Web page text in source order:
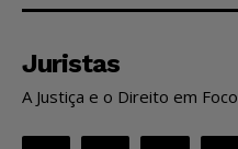
Juristas
A Justiça e o Direito em Foco